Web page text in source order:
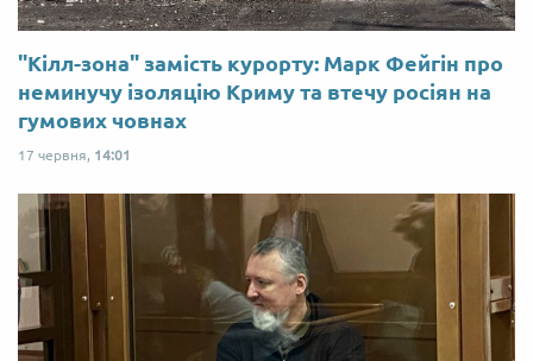
"Кілл-зона" замість курорту: Марк Фейгін про
неминучу ізоляцію Криму та втечу росіян на
гумових човнах
17 червня, 14:01